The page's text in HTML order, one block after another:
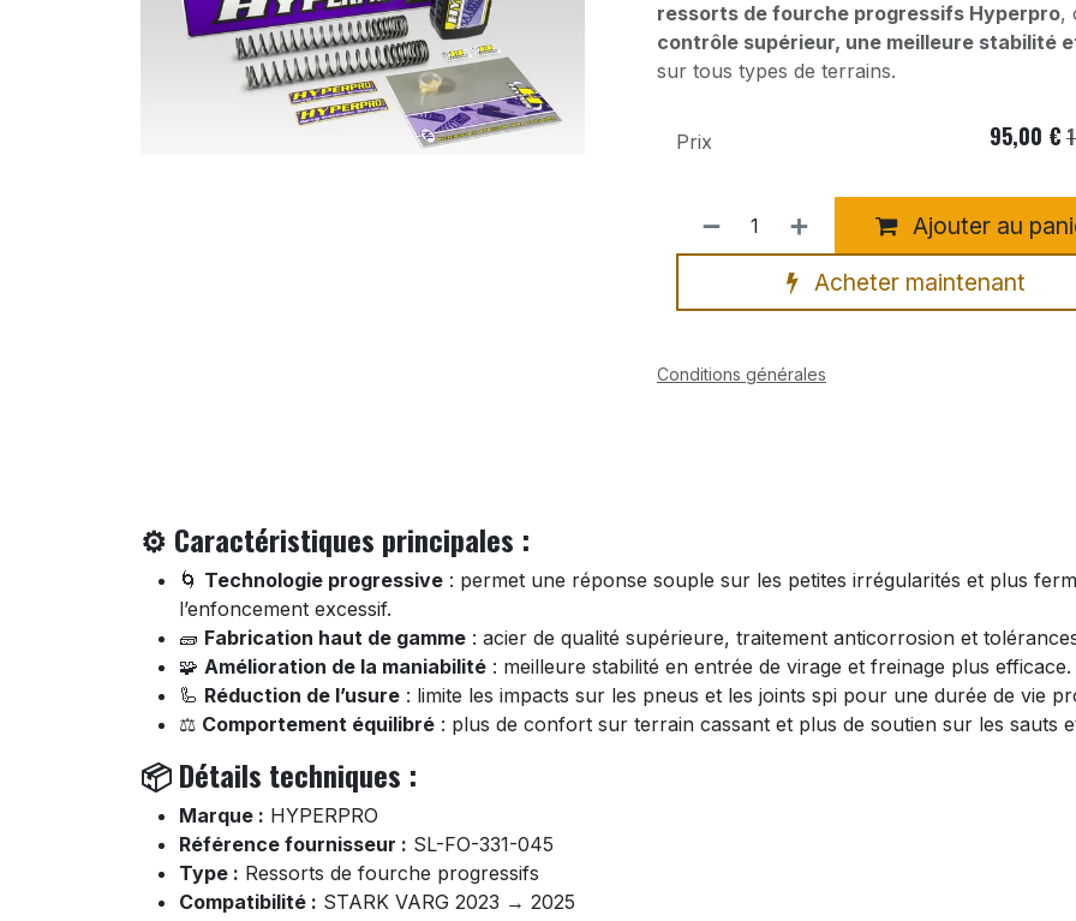
ressorts de fourche progressifs Hyperpro,
contrôle supérieur, une meilleure stabilité
sur tous types de terrains.
Ajouter au
Acheter maintenant
Prix 95,00 €
Conditions générales
⚙️ Caractéristiques principales :
🌀 Technologie progressive : permet une réponse souple sur les petites irrégularités et plus
l’enfoncement excessif.
🧱 Fabrication haut de gamme : acier de qualité supérieure, traitement anticorrosion et
🧩 Amélioration de la maniabilité : meilleure stabilité en entrée de virage et freinage plus efficace.
🦾 Réduction de l’usure : limite les impacts sur les pneus et les joints spi pour une durée de vie
⚖️ Comportement équilibré : plus de confort sur terrain cassant et plus de soutien sur les sauts
📦Détails techniques :
Marque : HYPERPRO
Référence fournisseur : SL-FO-331-045
Type : Ressorts de fourche progressifs
Compatibilité : STARK VARG 2023 → 2025